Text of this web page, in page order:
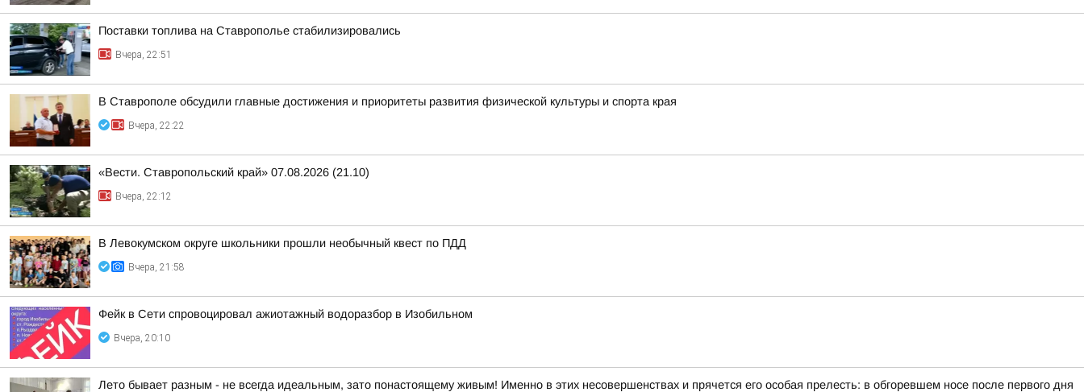
Поставки топлива на Ставрополье стабилизировались
Вчера, 22:51
В Ставрополе обсудили главные достижения и приоритеты развития физической культуры и спорта края
Вчера, 22:22
«Вести. Ставропольский край» 07.08.2026 (21.10)
Вчера, 22:12
В Левокумском округе школьники прошли необычный квест по ПДД
Вчера, 21:58
Фейк в Сети спровоцировал ажиотажный водоразбор в Изобильном
Вчера, 20:10
Лето бывает разным - не всегда идеальным, зато понастоящему живым! Именно в этих несовершенствах и прячется его особая прелесть: в обгоревшем носе после первого дня